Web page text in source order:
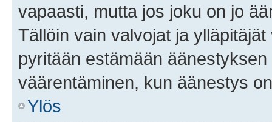
vapaasti, mutta jos joku on jo
Tällöin vain valvojat ja
pyritään estämään
väärentäminen, kun äänestys
Ylös